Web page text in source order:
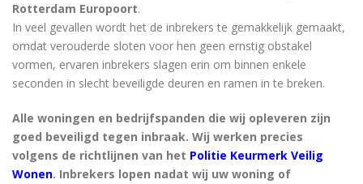
Rotterdam Europoort.
In veel gevallen wordt het de inbrekers te gemakkelijk gemaakt,
omdat verouderde sloten voor hen geen ernstig obstakel
vormen, ervaren inbrekers slagen erin om binnen enkele
seconden in slecht beveiligde deuren en ramen in te breken.
Alle woningen en bedrijfspanden die wij opleveren zijn
goed beveiligd tegen inbraak. Wij werken precies
volgens de richtlijnen van het Politie Keurmerk Veilig
Wonen. Inbrekers lopen nadat wij uw woning of